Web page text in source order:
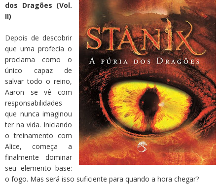
dos Dragões (Vol.
II)
Depois de descobrir
que uma profecia o
proclama como o
único capaz de
salvar todo o reino,
Aaron se vê com
responsabilidades
que nunca imaginou
ter na vida. Iniciando
o treinamento com
Alice, começa a
finalmente dominar
seu elemento base:
o fogo. Mas será isso suficiente para quando a hora chegar?